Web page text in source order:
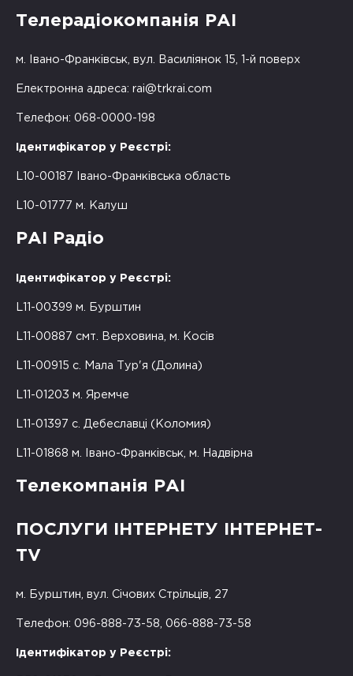
Телерадіокомпанія РАІ
м. Івано-Франківськ, вул. Василіянок 15, 1-й поверх
Електронна адреса: rai@trkrai.com
Телефон: 068-0000-198
Ідентифікатор у Реєстрі:
L10-00187 Івано-Франківська область
L10-01777 м. Калуш
РАІ Радіо
Ідентифікатор у Реєстрі:
L11-00399 м. Бурштин
L11-00887 смт. Верховина, м. Косів
L11-00915 с. Мала Тур'я (Долина)
L11-01203 м. Яремче
L11-01397 с. Дебеславці (Коломия)
L11-01868 м. Івано-Франківськ, м. Надвірна
Телекомпанія РАІ
ПОСЛУГИ ІНТЕРНЕТУ ІНТЕРНЕТ-
TV
м. Бурштин, вул. Січових Стрільців, 27
Телефон: 096-888-73-58, 066-888-73-58
Ідентифікатор у Реєстрі: